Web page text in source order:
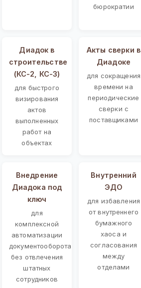
бюрократии
Диадок в
строительстве
(КС-2, КС-3)
для быстрого
визирования
актов
выполненных
работ на
объектах
Акты сверки в
Диадоке
для сокращения
времени на
периодические
сверки с
поставщиками
Внедрение
Диадока под
ключ
для
комплексной
автоматизации
документооборота
без отвлечения
штатных
сотрудников
Внутренний
ЭДО
для избавления
от внутреннего
бумажного
хаоса и
согласования
между
отделами